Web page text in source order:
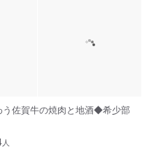
う佐賀牛の焼肉と地酒◆希少部
人